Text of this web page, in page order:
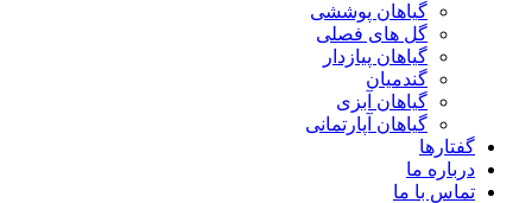
گیاهان پوششی
گل های فصلی
گیاهان پیازدار
گندمیان
گیاهان آبزی
گیاهان آپارتمانی
گفتارها
درباره ما
تماس با ما